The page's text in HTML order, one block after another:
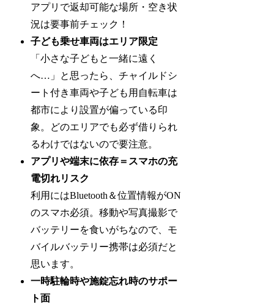
アプリで返却可能な場所・空き状
況は要事前チェック！
子ども乗せ車両はエリア限定
「小さな子どもと一緒に遠く
へ…」と思ったら、チャイルドシ
ート付き車両や子ども用自転車は
都市により設置が偏っている印
象。どのエリアでも必ず借りられ
るわけではないので要注意。
アプリや端末に依存＝スマホの充
電切れリスク
利用にはBluetooth＆位置情報がON
のスマホ必須。移動や写真撮影で
バッテリーを食いがちなので、モ
バイルバッテリー携帯は必須だと
思います。
一時駐輪時や施錠忘れ時のサポー
ト面